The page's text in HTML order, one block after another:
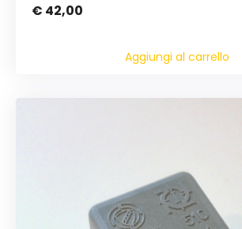
€ 42,00
Aggiungi al carrello